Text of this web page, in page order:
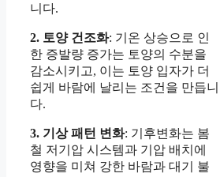
니다.
2. 토양 건조화: 기온 상승으로 인
한 증발량 증가는 토양의 수분을
감소시키고, 이는 토양 입자가 더
쉽게 바람에 날리는 조건을 만듭니
다.
3. 기상 패턴 변화: 기후변화는 봄
철 저기압 시스템과 기압 배치에
영향을 미쳐 강한 바람과 대기 불